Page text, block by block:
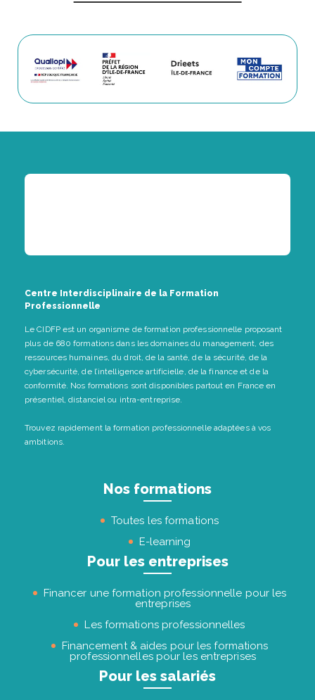
Centre Interdisciplinaire de la Formation
Professionnelle
Le CIDFP est un organisme de formation professionnelle proposant
plus de 680 formations dans les domaines du management, des
ressources humaines, du droit, de la santé, de la sécurité, de la
cybersécurité, de l’intelligence artificielle, de la finance et de la
conformité. Nos formations sont disponibles partout en France en
présentiel, distanciel ou intra-entreprise.
Trouvez rapidement la formation professionnelle adaptées à vos
ambitions.
Nos formations
Toutes les formations
E-learning
Pour les entreprises
Financer une formation professionnelle pour les
entreprises
Les formations professionnelles
Financement & aides pour les formations
professionnelles pour les entreprises
Pour les salariés